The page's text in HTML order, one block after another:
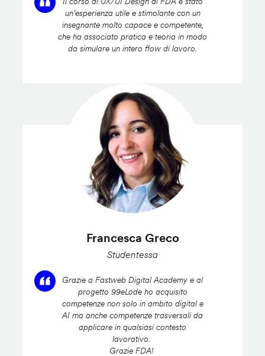
un’esperienza utile e stimolante con un
insegnante molto capace e competente,
che ha associato pratica e teoria in modo
da simulare un intero flow di lavoro.
Francesca Greco
Studentessa
Grazie a Fastweb Digital Academy e al
progetto 99eLode ho acquisito
competenze non solo in ambito digital e
AI ma anche competenze trasversali da
applicare in qualsiasi contesto
lavorativo.
Grazie FDA!